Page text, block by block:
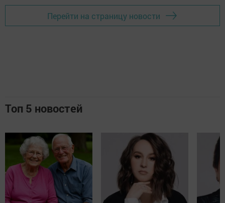
Перейти на страницу новости
Топ 5 новостей